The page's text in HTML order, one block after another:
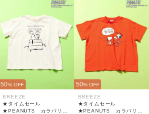
50% OFF
BREEZE
★タイムセール
★PEANUTS カラバリT
50% OFF
BREEZE
★タイムセール
★PEANUTS カラバリT